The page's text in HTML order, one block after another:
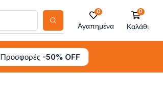
0
Αγαπημένα
0
Καλάθι
Προσφορές -50% OFF